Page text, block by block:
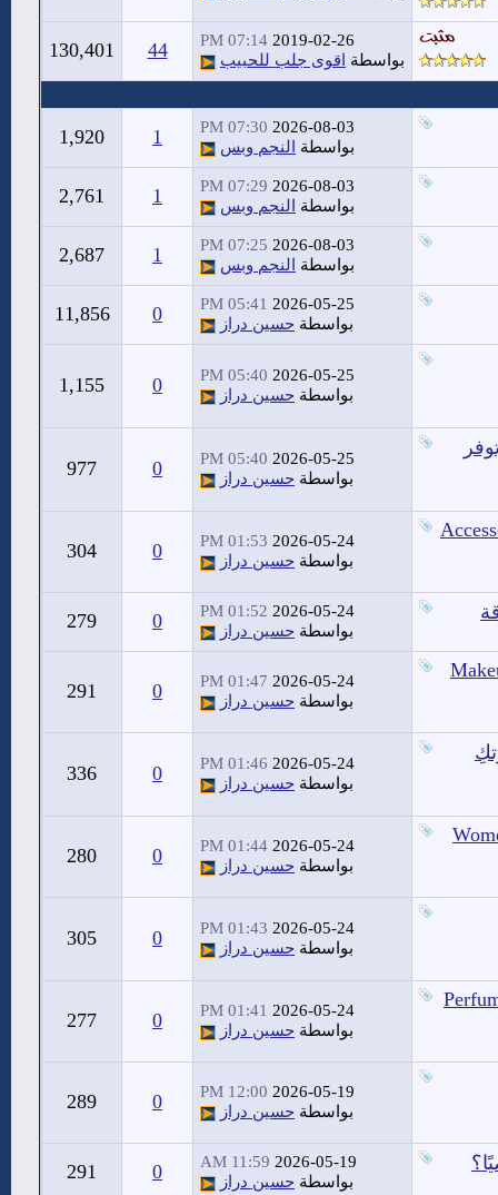
2019-02-26
07:14 PM
بواسطة
اقوى جلب للحبيب 44
130,401
2026-08-03
07:30 PM
بواسطة
النجم وبس 1
1,920
2026-08-03
07:29 PM
بواسطة
النجم وبس 1
2,761
2026-08-03
07:25 PM
بواسطة
النجم وبس 1
2,687
2026-05-25
05:41 PM
بواسطة حسين دراز 0
11,856
2026-05-25
05:40 PM
بواسطة حسين دراز 0
1,155
2026-05-25
05:40 PM
بواسطة حسين دراز 0
977
2026-05-24
01:53 PM
بواسطة حسين دراز 0
304
2026-05-24
01:52 PM
بواسطة حسين دراز 0
279
2026-05-24
01:47 PM
بواسطة حسين دراز 0
291
2026-05-24
01:46 PM
بواسطة حسين دراز 0
336
2026-05-24
01:44 PM
بواسطة حسين دراز 0
280
2026-05-24
01:43 PM
بواسطة حسين دراز 0
305
2026-05-24
01:41 PM
بواسطة حسين دراز 0
277
2026-05-19
12:00 PM
بواسطة حسين دراز 0
289
2026-05-19
11:59 AM
بواسطة حسين دراز 0
291